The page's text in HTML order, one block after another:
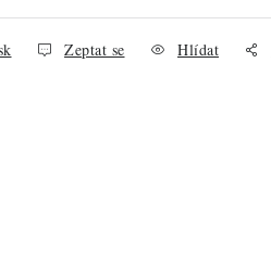
Zeptat se Hlídat